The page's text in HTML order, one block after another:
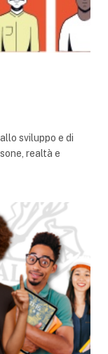
sviluppo e di
realtà e